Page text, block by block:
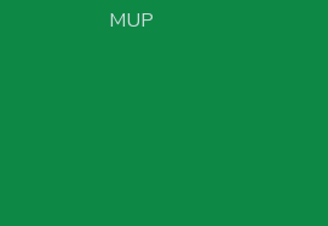
MUP